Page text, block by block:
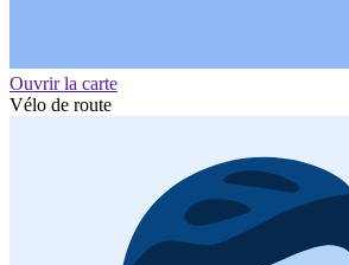
Ouvrir la carte
Vélo de route